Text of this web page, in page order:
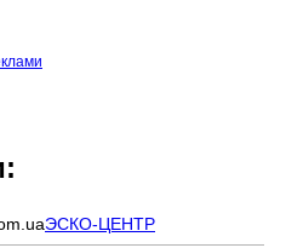
ЭСКО-ЦЕНТР